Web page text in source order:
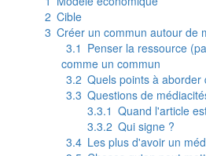
2 Cible
3 Créer un commun autour de
3.1 Penser la ressource
comme un commun
3.2 Quels points à aborder
3.3 Questions de
3.3.1 Quand l'article
3.3.2 Qui signe ?
3.4 Les plus d'avoir un